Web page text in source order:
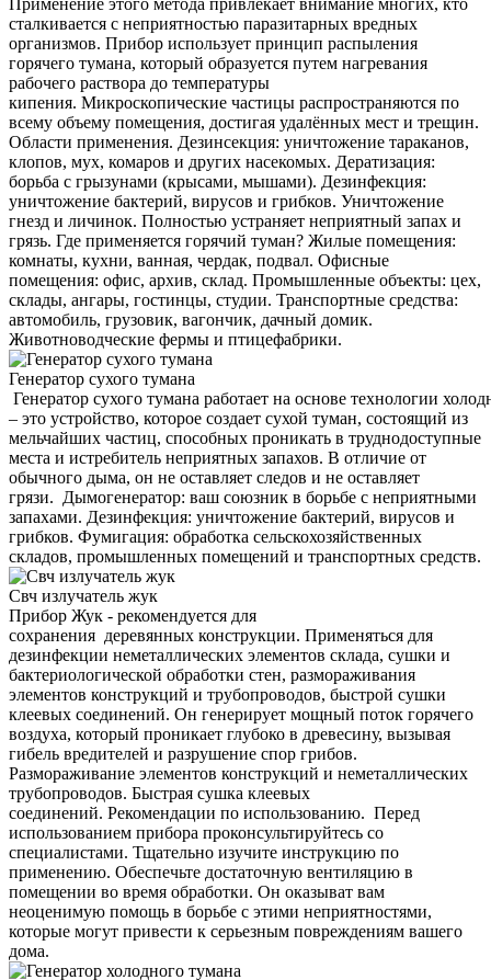
Применение этого метода привлекает внимание многих, кто
сталкивается с неприятностью паразитарных вредных
организмов. Прибор использует принцип распыления
горячего тумана, который образуется путем нагревания
рабочего раствора до температуры
кипения. Микроскопические частицы распространяются по
всему объему помещения, достигая удалённых мест и трещин.
Области применения. Дезинсекция: уничтожение тараканов,
клопов, мух, комаров и других насекомых. Дератизация:
борьба с грызунами (крысами, мышами). Дезинфекция:
уничтожение бактерий, вирусов и грибков. Уничтожение
гнезд и личинок. Полностью устраняет неприятный запах и
грязь. Где применяется горячий туман? Жилые помещения:
комнаты, кухни, ванная, чердак, подвал. Офисные
помещения: офис, архив, склад. Промышленные объекты: цех,
склады, ангары, гостинцы, студии. Транспортные средства:
автомобиль, грузовик, вагончик, дачный домик.
Животноводческие фермы и птицефабрики.
Генератор сухого тумана
Генератор сухого тумана работает на основе технологии
– это устройство, которое создает сухой туман, состоящий из
мельчайших частиц, способных проникать в труднодоступные
места и истребитель неприятных запахов. В отличие от
обычного дыма, он не оставляет следов и не оставляет
грязи. Дымогенератор: ваш союзник в борьбе с неприятными
запахами. Дезинфекция: уничтожение бактерий, вирусов и
грибков. Фумигация: обработка сельскохозяйственных
складов, промышленных помещений и транспортных средств.
Свч излучатель жук
Прибор Жук - рекомендуется для
сохранения деревянных конструкции. Применяться для
дезинфекции неметаллических элементов склада, сушки и
бактериологической обработки стен, размораживания
элементов конструкций и трубопроводов, быстрой сушки
клеевых соединений. Он генерирует мощный поток горячего
воздуха, который проникает глубоко в древесину, вызывая
гибель вредителей и разрушение спор грибов.
Размораживание элементов конструкций и неметаллических
трубопроводов. Быстрая сушка клеевых
соединений. Рекомендации по использованию. Перед
использованием прибора проконсультируйтесь со
специалистами. Тщательно изучите инструкцию по
применению. Обеспечьте достаточную вентиляцию в
помещении во время обработки. Он оказыват вам
неоценимую помощь в борьбе с этими неприятностями,
которые могут привести к серьезным повреждениям вашего
дома.